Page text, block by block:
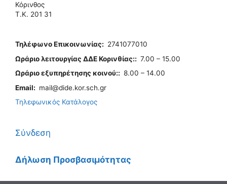
Κόρινθος
Τ.Κ. 201 31
Τηλέφωνo Επικοινωνίας: 2741077010
Ωράριο λειτουργίας ΔΔΕ Κορινθίας:: 7.00 – 15.00
Ωράριο εξυπηρέτησης κοινού:: 8.00 – 14.00
Email: mail@dide.kor.sch.gr
Τηλεφωνικός Κατάλογος
Σύνδεση
Δήλωση Προσβασιμότητας